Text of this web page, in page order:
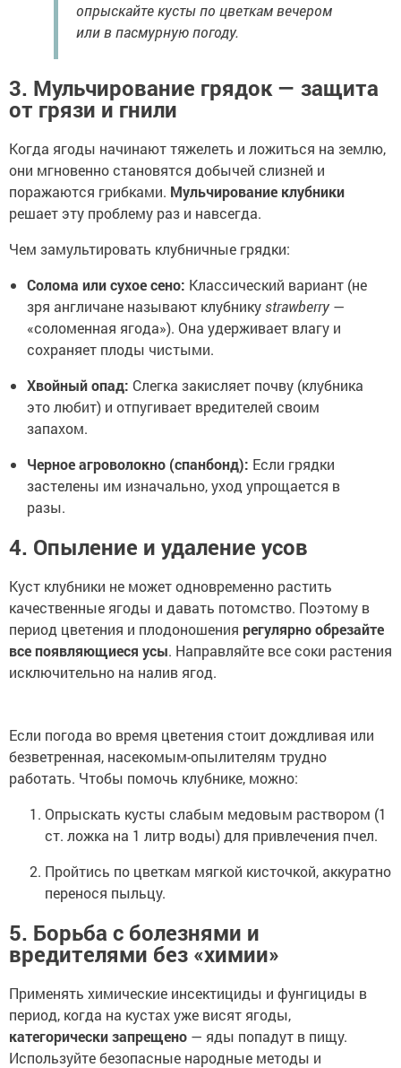
опрыскайте кусты по цветкам вечером
или в пасмурную погоду.
3. Мульчирование грядок — защита
от грязи и гнили
Когда ягоды начинают тяжелеть и ложиться на землю,
они мгновенно становятся добычей слизней и
поражаются грибками. Мульчирование клубники
решает эту проблему раз и навсегда.
Чем замультировать клубничные грядки:
Солома или сухое сено: Классический вариант (не
зря англичане называют клубникуstrawberry—
«соломенная ягода»). Она удерживает влагу и
сохраняет плоды чистыми.
Хвойный опад: Слегка закисляет почву (клубника
это любит) и отпугивает вредителей своим
запахом.
Черное агроволокно (спанбонд): Если грядки
застелены им изначально, уход упрощается в
разы.
4. Опыление и удаление усов
Куст клубники не может одновременно растить
качественные ягоды и давать потомство. Поэтому в
период цветения и плодоношения регулярно обрезайте
все появляющиеся усы. Направляйте все соки растения
исключительно на налив ягод.
Если погода во время цветения стоит дождливая или
безветренная, насекомым-опылителям трудно
работать. Чтобы помочь клубнике, можно:
Опрыскать кусты слабым медовым раствором (1
ст. ложка на 1 литр воды) для привлечения пчел.
Пройтись по цветкам мягкой кисточкой, аккуратно
перенося пыльцу.
5. Борьба с болезнями и
вредителями без «химии»
Применять химические инсектициды и фунгициды в
период, когда на кустах уже висят ягоды,
категорически запрещено — яды попадут в пищу.
Используйте безопасные народные методы и